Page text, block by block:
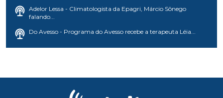
Adelor Lessa - Climatologista da Epagri, Márcio Sônego
falando...
Do Avesso - Programa do Avesso recebe a terapeuta Léia...